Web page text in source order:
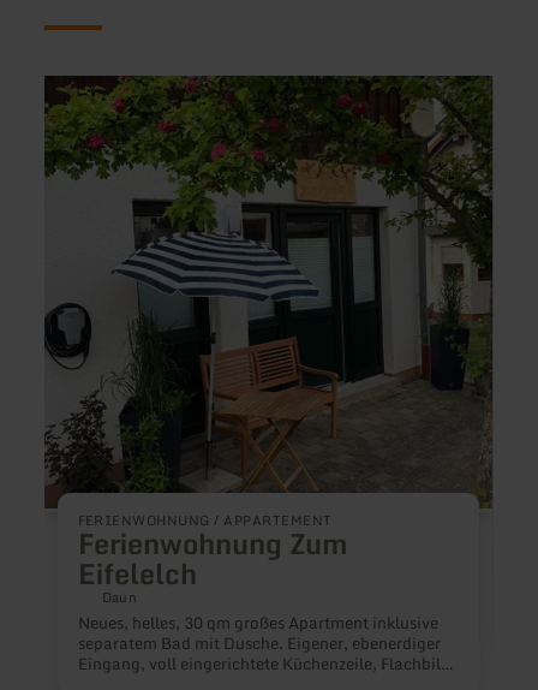
FERIENWOHNUNG / APPARTEMENT
Ferienwohnung Zum
Eifelelch
Daun
Neues, helles, 30 qm großes Apartment inklusive
separatem Bad mit Dusche. Eigener, ebenerdiger
Eingang, voll eingerichtete Küchenzeile, Flachbild-
mehr
erfahren
zu:
Ferienwohnung
Zum
Eifelelch